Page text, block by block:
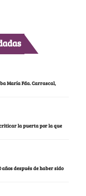
María Fda. Carrascal,
la puerta por la que
después de haber sido